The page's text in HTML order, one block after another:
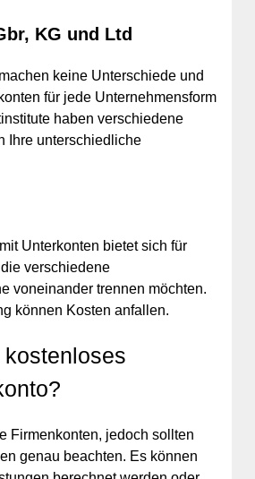
KG und Ltd
keine Unterschiede und
für jede Unternehmensform
haben verschiedene
Ihre unterschiedliche
Unterkonten bietet sich für
verschiedene
voneinander trennen möchten.
können Kosten anfallen.
Firmenkonten, jedoch sollten
genau beachten. Es können